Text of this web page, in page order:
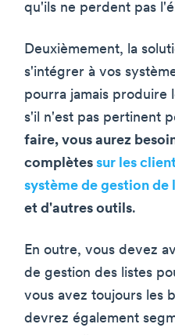
qu'ils ne perdent pas
Deuxièmement, la
s'intégrer à vos
pourra jamais produire
s'il n'est pas pertinent
faire, vous aurez
complètes sur les
système de gestion
et d'autres outils.
En outre, vous devez
de gestion des listes
vous avez toujours les
devrez également